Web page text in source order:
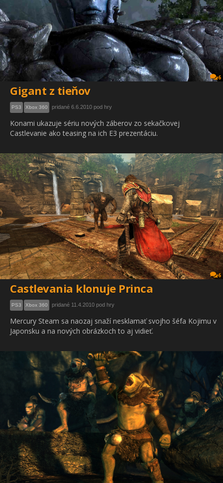
6
Gigant z tieňov
PS3 Xbox 360 pridané 6.6.2010 pod hry
Konami ukazuje sériu nových záberov zo sekačkovej
Castlevanie ako teasing na ich E3 prezentáciu.
6
Castlevania klonuje Princa
PS3 Xbox 360 pridané 11.4.2010 pod hry
Mercury Steam sa naozaj snaží nesklamať svojho šéfa Kojimu v
Japonsku a na nových obrázkoch to aj vidieť.